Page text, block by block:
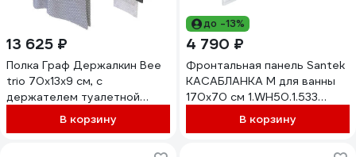
13 625 ₽
Полка Граф Держалкин Bee
trio 70x13x9 см, с
держателем туалетной
полотенцедержателем,
В корзину
до -13%
4 790 ₽
Фронтальная панель Santek
КАСАБЛАНКА M для ванны
170х70 см 1.WH50.1.533
00060005В корзину